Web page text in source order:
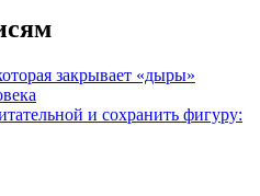
закрывает «дыры»
и сохранить фигуру: